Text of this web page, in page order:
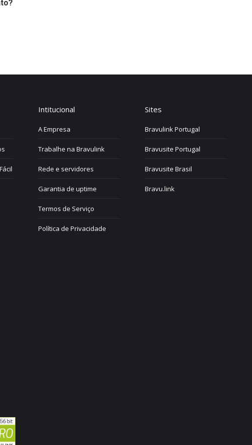
que a confirmação do pagamento pelo banco
Intitucional
A Empresa
Trabalhe na Bravulink
Rede e servidores
Garantia de uptime
Termos de Serviço
Política de Privacidade
Sites
Bravulink Portugal
Bravusite Portugal
Bravusite Brasil
Bravu.link